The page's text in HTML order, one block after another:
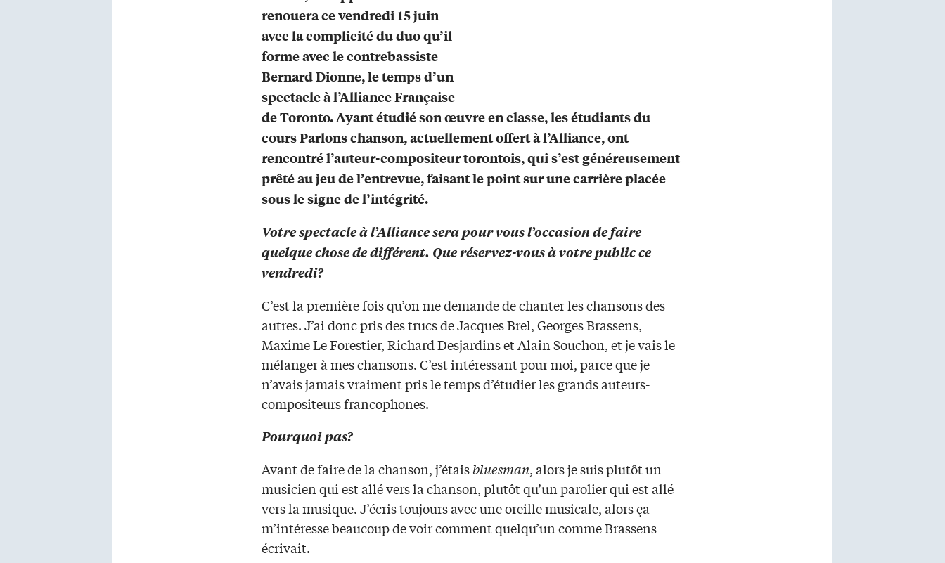
renouera ce vendredi 15 juin
avec la complicité du duo qu’il
forme avec le contrebassiste
Bernard Dionne, le temps d’un
spectacle à l’Alliance Française
de Toronto. Ayant étudié son œuvre en classe, les étudiants du
cours Parlons chanson, actuellement offert à l’Alliance, ont
rencontré l’auteur-compositeur torontois, qui s’est généreusement
prêté au jeu de l’entrevue, faisant le point sur une carrière placée
sous le signe de l’intégrité.
Votre spectacle à l’Alliance sera pour vous l’occasion de faire
quelque chose de différent. Que réservez-vous à votre public ce
vendredi?
C’est la première fois qu’on me demande de chanter les chansons des
autres. J’ai donc pris des trucs de Jacques Brel, Georges Brassens,
Maxime Le Forestier, Richard Desjardins et Alain Souchon, et je vais le
mélanger à mes chansons. C’est intéressant pour moi, parce que je
n’avais jamais vraiment pris le temps d’étudier les grands auteurs-
compositeurs francophones.
Pourquoi pas?
Avant de faire de la chanson, j’étaisbluesman, alors je suis plutôt un
musicien qui est allé vers la chanson, plutôt qu’un parolier qui est allé
vers la musique. J’écris toujours avec une oreille musicale, alors ça
m’intéresse beaucoup de voir comment quelqu’un comme Brassens
écrivait.